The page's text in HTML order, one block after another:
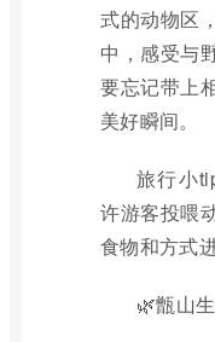
式的动物区
中，感受与
要忘记带上
美好瞬间。
旅行小
许游客投喂
食物和方式
🌿甑山